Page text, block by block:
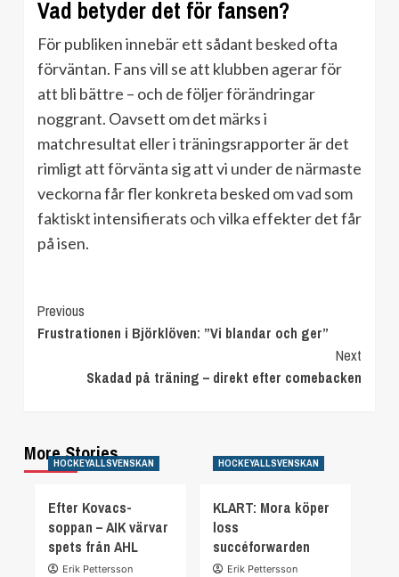
Vad betyder det för fansen?
För publiken innebär ett sådant besked ofta
förväntan. Fans vill se att klubben agerar för
att bli bättre – och de följer förändringar
noggrant. Oavsett om det märks i
matchresultat eller i träningsrapporter är det
rimligt att förvänta sig att vi under de närmaste
veckorna får fler konkreta besked om vad som
faktiskt intensifierats och vilka effekter det får
på isen.
Continue
Reading
Previous
Frustrationen i Björklöven: ”Vi blandar och ger”
Next
Skadad på träning – direkt efter comebacken
More Stories
HOCKEYALLSVENSKAN
Efter Kovacs-
soppan – AIK värvar
spets från AHL
Erik Pettersson
HOCKEYALLSVENSKAN
KLART: Mora köper
loss
succéforwarden
Erik Pettersson